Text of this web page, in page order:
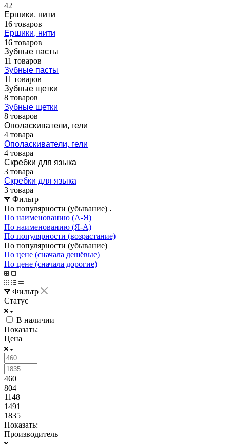
42
Ершики, нити
16 товаров
Ершики, нити
16 товаров
Зубные пасты
11 товаров
Зубные пасты
11 товаров
Зубные щетки
8 товаров
Зубные щетки
8 товаров
Ополаскиватели, гели
4 товара
Ополаскиватели, гели
4 товара
Скребки для языка
3 товара
Скребки для языка
3 товара
Фильтр
По популярности (убывание)
По наименованию (А-Я)
По наименованию (Я-А)
По популярности (возрастание)
По популярности (убывание)
По цене (сначала дешёвые)
По цене (сначала дорогие)
Фильтр
Статус
В наличии
Показать:
Цена
460
804
1148
1491
1835
Показать:
Производитель